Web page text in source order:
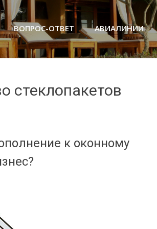
АВИАЛИНИИ
ВОПРОС-ОТВЕТ
стеклопакетов
к оконному